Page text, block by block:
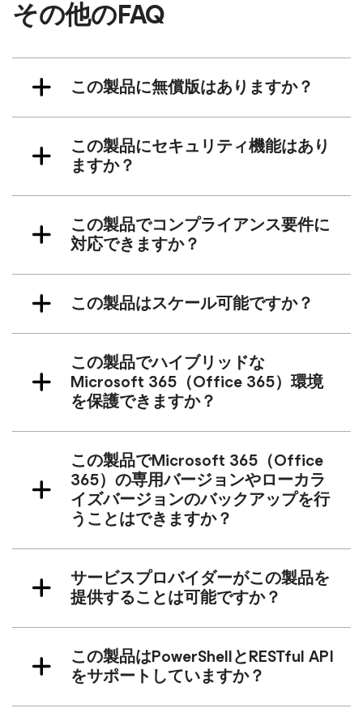
その他のFAQ
この製品に無償版はありますか？
この製品にセキュリティ機能はあり
ますか？
この製品でコンプライアンス要件に
対応できますか？
この製品はスケール可能ですか？
この製品でハイブリッドな
Microsoft 365（Office 365）環境
を保護できますか？
この製品でMicrosoft 365（Office
365）の専用バージョンやローカラ
イズバージョンのバックアップを行
うことはできますか？
サービスプロバイダーがこの製品を
提供することは可能ですか？
この製品はPowerShellとRESTful API
をサポートしていますか？